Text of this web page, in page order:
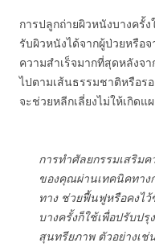
การปลูกถ่ายผิวหนังบางครั้
รับผิวหนังได้จากผู้ป่วยหรือ
ความสำเร็จมากที่สุดหลังจ
ไปตามเส้นธรรมชาติหรือร
จะช่วยหลีกเลี่ยงไม่ให้เกิดแ
การทำศัลยกรรมเสริม
ของคุณผ่านเทคนิคทาง
ทาง ช่วยฟื้นฟูหรือคงไ
บางครั้งก็ใช้เพื่อปรับป
สุนทรียภาพ ตัวอย่างเ